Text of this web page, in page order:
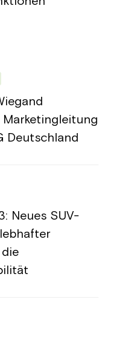
Marketingleitung
Deutschland
Neues SUV-